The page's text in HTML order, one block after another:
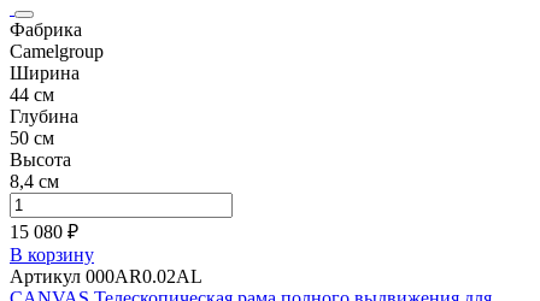
Фабрика
Camelgroup
Ширина
44 см
Глубина
50 см
Высота
8,4 см
15 080 ₽
В корзину
Артикул 000AR0.02AL